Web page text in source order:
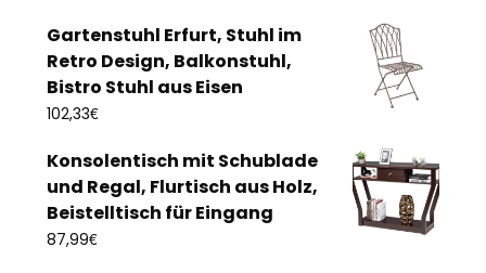
Gartenstuhl Erfurt, Stuhl im
Retro Design, Balkonstuhl,
Bistro Stuhl aus Eisen
102,33€
Konsolentisch mit Schublade
und Regal, Flurtisch aus Holz,
Beistelltisch für Eingang
87,99€